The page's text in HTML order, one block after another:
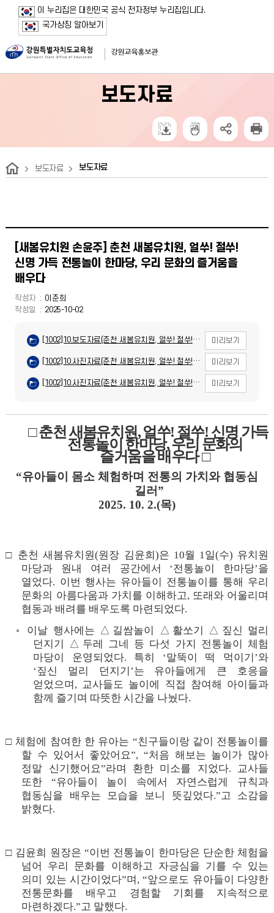
본문 바로가기
주메뉴 바로가기
보조메뉴 바로가기
푸터 바로가기
이 누리집은 대한민국 공식 전자정부 누리집입니다.
국가상징 알아보기
보도자료
보도자료 보도자료
[새봄유치원 손윤주] 춘천 새봄유치원, 얼쑤! 절쑤!
신명 가득 전통놀이 한마당, 우리 문화의 즐거움을
배우다
작성자
이춘희
작성일
2025-10-02
[1002]10.보도자료(춘천 새봄유치원, 얼쑤! 절쑤!
미리보기
[1002]10.사진자료(춘천 새봄유치원, 얼쑤! 절쑤!
미리보기
[1002]10.사진자료(춘천 새봄유치원, 얼쑤! 절쑤!
미리보기
□춘천 새봄유치원,얼쑤! 절쑤! 신명 가득
전통놀이 한마당,우리 문화의
즐거움을 배우다 □
“유아들이 몸소 체험하며 전통의 가치와 협동심
길러”
2025. 10. 2.(목)
□ 춘천 새봄유치원(원장 김윤희)은 10월 1일(수) 유치원
마당과 원내 여러 공간에서 ‘전통놀이 한마당’을
열었다. 이번 행사는 유아들이 전통놀이를 통해 우리
문화의 아름다움과 가치를 이해하고, 또래와 어울리며
협동과 배려를 배우도록 마련되었다.
◦ 이날 행사에는 △ 길쌈놀이 △ 활쏘기 △ 짚신 멀리
던지기 △ 두레 그네 등 다섯 가지 전통놀이 체험
마당이 운영되었다. 특히 ‘말뚝이 떡 먹이기 ’와
‘짚신 멀리 던지기 ’는 유아들에게 큰 호응을
얻었으며 , 교사들도 놀이에 직접 참여해 아이들과
함께 즐기며 따뜻한 시간을 나눴다.
□체험에 참여한 한 유아는 “친구들이랑 같이 전통놀이를
할 수 있어서 좋았어요”, “처음 해보는 놀이가 많아
정말 신기했어요”라며 환한 미소를 지었다. 교사들
또한 “유아들이 놀이 속에서 자연스럽게 규칙과
협동심을 배우는 모습을 보니 뜻깊었다.”고 소감을
밝혔다.
□ 김윤희 원장은“이번 전통놀이 한마당은 단순한 체험을
넘어 우리 문화를 이해하고 자긍심을 기를 수 있는
의미 있는 시간이었다”며 , “앞으로도 유아들이 다양한
전통문화를 배우고 경험할 기회를 지속적으로
마련하겠다.”고 말했다.